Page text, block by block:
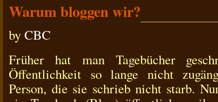
Warum bloggen wir?
byCBC
Früher hat man Tagebücher
Öffentlichkeit so lange nicht
Person, die sie schrieb nicht starb.